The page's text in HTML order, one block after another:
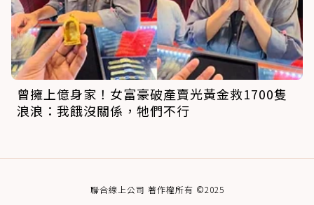
曾擁上億身家！女富豪破產賣光黃金救1700隻
浪浪：我餓沒關係，牠們不行
聯合線上公司 著作權所有 ©2025